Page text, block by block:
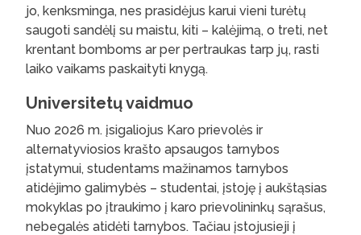
jo, kenksminga, nes prasidėjus karui vieni turėtų
saugoti sandėlį su maistu, kiti – kalėjimą, o treti, net
krentant bomboms ar per pertraukas tarp jų, rasti
laiko vaikams paskaityti knygą.
Universitetų vaidmuo
Nuo 2026 m. įsigaliojus Karo prievolės ir
alternatyviosios krašto apsaugos tarnybos
įstatymui, studentams mažinamos tarnybos
atidėjimo galimybės – studentai, įstoję į aukštąsias
mokyklas po įtraukimo į karo prievolininkų sąrašus,
nebegalės atidėti tarnybos. Tačiau įstojusieji į